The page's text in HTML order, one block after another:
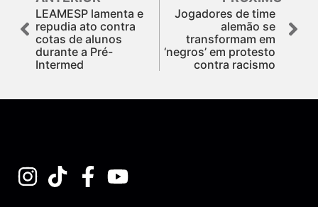
LEAMESP lamenta e
repudia ato contra
cotas de alunos
durante a Pré-
Intermed
Jogadores de time
alemão se
transformam em
‘negros’ em protesto
contra racismo